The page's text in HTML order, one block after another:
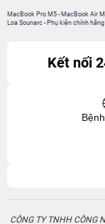
CÔNG TY TNHH CÔNG
TP.
Người Đại Diện: Hồ Tác